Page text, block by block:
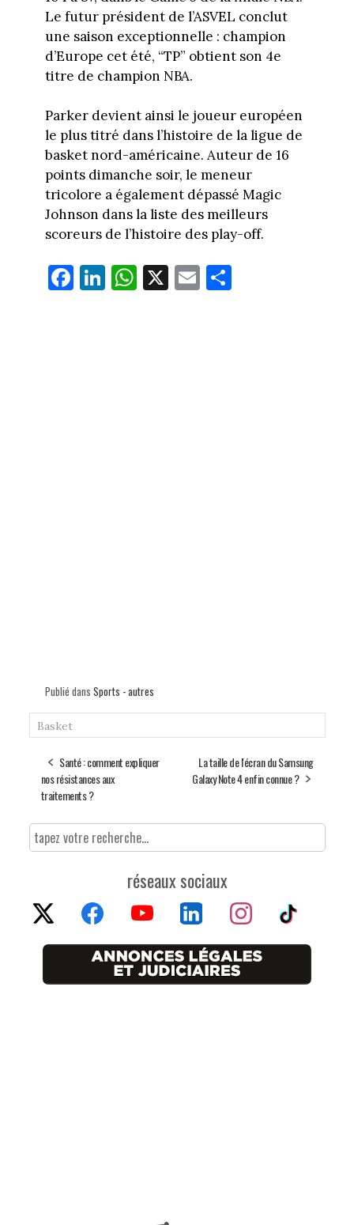
Le futur président de l’ASVEL conclut
une saison exceptionnelle : champion
d’Europe cet été, “TP” obtient son 4e
titre de champion NBA.
Parker devient ainsi le joueur européen
le plus titré dans l’histoire de la ligue de
basket nord-américaine. Auteur de 16
points dimanche soir, le meneur
tricolore a également dépassé Magic
Johnson dans la liste des meilleurs
scoreurs de l’histoire des play-off.
Fa
ce
Li
nk
W
ha
X E
m
Pa
Publié dans Sports - autres
Basket
Santé : comment expliquer
nos résistances aux
traitements ?
La taille de l'écran du Samsung
Galaxy Note 4 enfin connue ?
réseaux sociaux